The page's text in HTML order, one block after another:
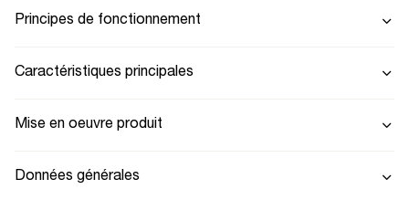
Principes de fonctionnement
Caractéristiques principales
Mise en oeuvre produit
Données générales